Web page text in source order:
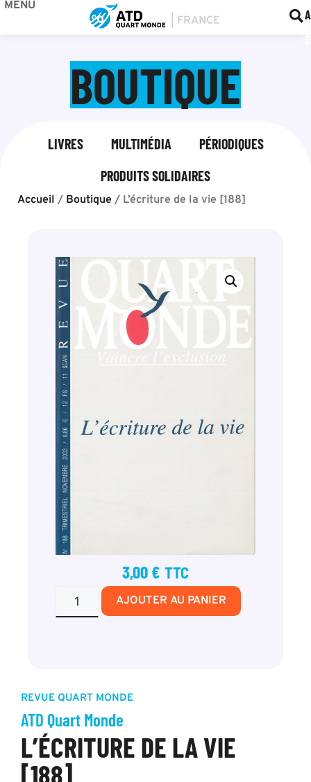
MENU
BOUTIQUE
LIVRES MULTIMÉDIA
PÉRIODIQUES
PRODUITS SOLIDAIRES
Accueil / Boutique / L’écriture de la vie [188]
3,00€ TTC
AJOUTER AU PANIER
REVUE QUART MONDE
ATD Quart Monde
L’ÉCRITURE DE LA VIE
[188]